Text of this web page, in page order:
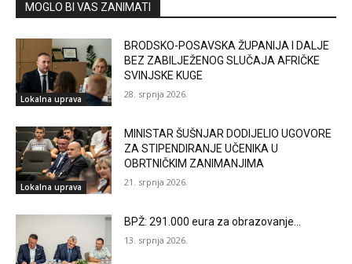
MOGLO BI VAS ZANIMATI
Lokalna uprava
BRODSKO-POSAVSKA ŽUPANIJA I DALJE
BEZ ZABILJEŽENOG SLUČAJA AFRIČKE
SVINJSKE KUGE
28. srpnja 2026.
Lokalna uprava
MINISTAR ŠUŠNJAR DODIJELIO UGOVORE
ZA STIPENDIRANJE UČENIKA U
OBRTNIČKIM ZANIMANJIMA
21. srpnja 2026.
BPŽ: 291.000 eura za obrazovanje…
13. srpnja 2026.